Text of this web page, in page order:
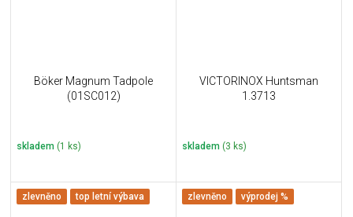
Böker Magnum Tadpole
(01SC012)
skladem (1 ks)
VICTORINOX Huntsman
1.3713
skladem (3 ks)
zlevněno top letní výbava zlevněno výprodej %